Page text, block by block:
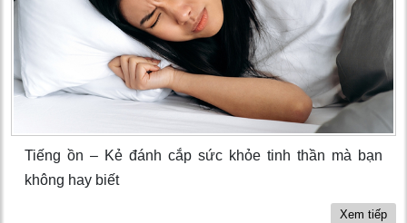
Tiếng ồn – Kẻ đánh cắp sức khỏe tinh thần mà bạn
không hay biết
Xem tiếp